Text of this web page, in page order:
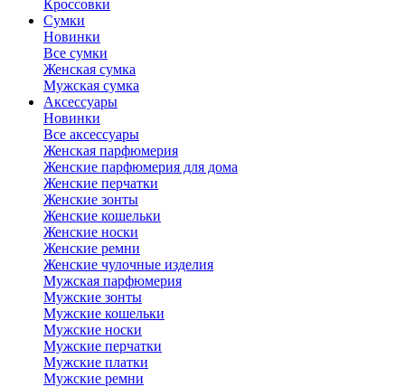
Кроссовки
Сумки
Новинки
Все сумки
Женская сумка
Мужская сумка
Аксессуары
Новинки
Все аксессуары
Женская парфюмерия
Женские парфюмерия для дома
Женские перчатки
Женские зонты
Женские кошельки
Женские носки
Женские ремни
Женские чулочные изделия
Мужская парфюмерия
Мужские зонты
Мужские кошельки
Мужские носки
Мужские перчатки
Мужские платки
Мужские ремни